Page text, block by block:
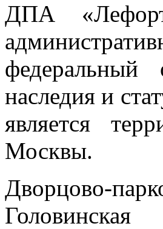
ДПА
федеральный
наследия и
является
Москвы.
Дворцово-